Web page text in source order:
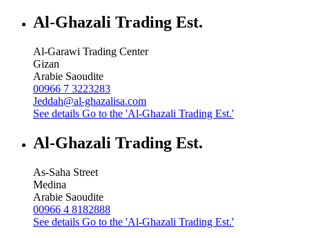
Al-Ghazali Trading Est.
Al-Garawi Trading Center
Gizan
Arabie Saoudite
00966 7 3223283
Jeddah@al-ghazalisa.com
See details Go to the 'Al-Ghazali Trading Est.'
Al-Ghazali Trading Est.
As-Saha Street
Medina
Arabie Saoudite
00966 4 8182888
See details Go to the 'Al-Ghazali Trading Est.'